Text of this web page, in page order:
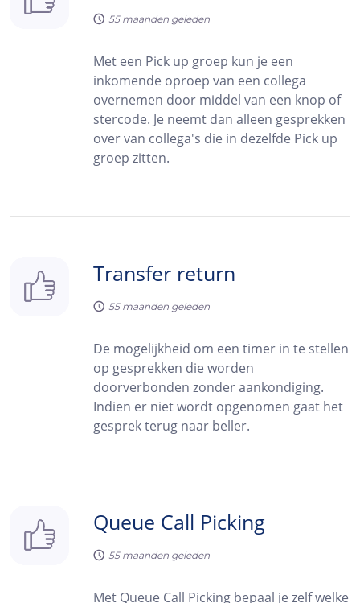
55maanden geleden
Met een Pick up groep kun je een
inkomende oproep van een collega
overnemen door middel van een knop of
stercode. Je neemt dan alleen gesprekken
over van collega's die in dezelfde Pick up
groep zitten.
Transfer return
55maanden geleden
De mogelijkheid om een timer in te stellen
op gesprekken die worden
doorverbonden zonder aankondiging.
Indien er niet wordt opgenomen gaat het
gesprek terug naar beller.
Queue Call Picking
55maanden geleden
Met Queue Call Picking bepaal je zelf welke